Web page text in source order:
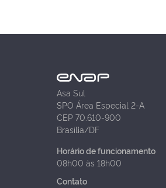
Asa Sul
SPO Área Especial 2-A
CEP 70.610-900
Brasília/DF
Horário de funcionamento
08h00 às 18h00
Contato